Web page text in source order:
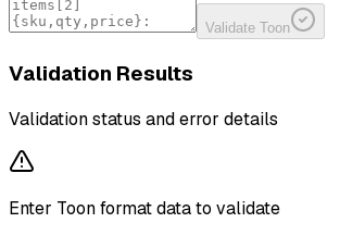
Validate Toon
Validation Results
Validation status and error details
Enter Toon format data to validate